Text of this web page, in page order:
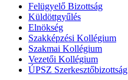
Felügyelő Bizottság
Küldöttgyűlés
Elnökség
Szakképzési Kollégium
Szakmai Kollégium
Vezetői Kollégium
ÚPSZ Szerkesztőbizottság